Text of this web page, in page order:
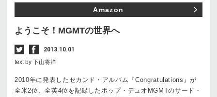
Amazon
ようこそ！MGMTの世界へ
2013.10.01
text by 下山将洋
2010年に発表したセカンド・アルバム『Congratulations』が
全米2位、全英4位を記録したポップ・デュオMGMTのサード・